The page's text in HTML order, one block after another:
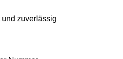
zuverlässig